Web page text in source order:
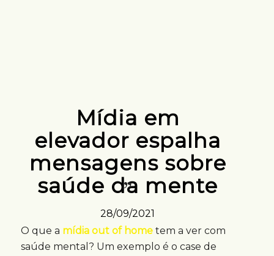
Mídia em
elevador espalha
mensagens sobre
saúde da mente
28/09/2021
O que a mídia out of home tem a ver com
saúde mental? Um exemplo é o case de